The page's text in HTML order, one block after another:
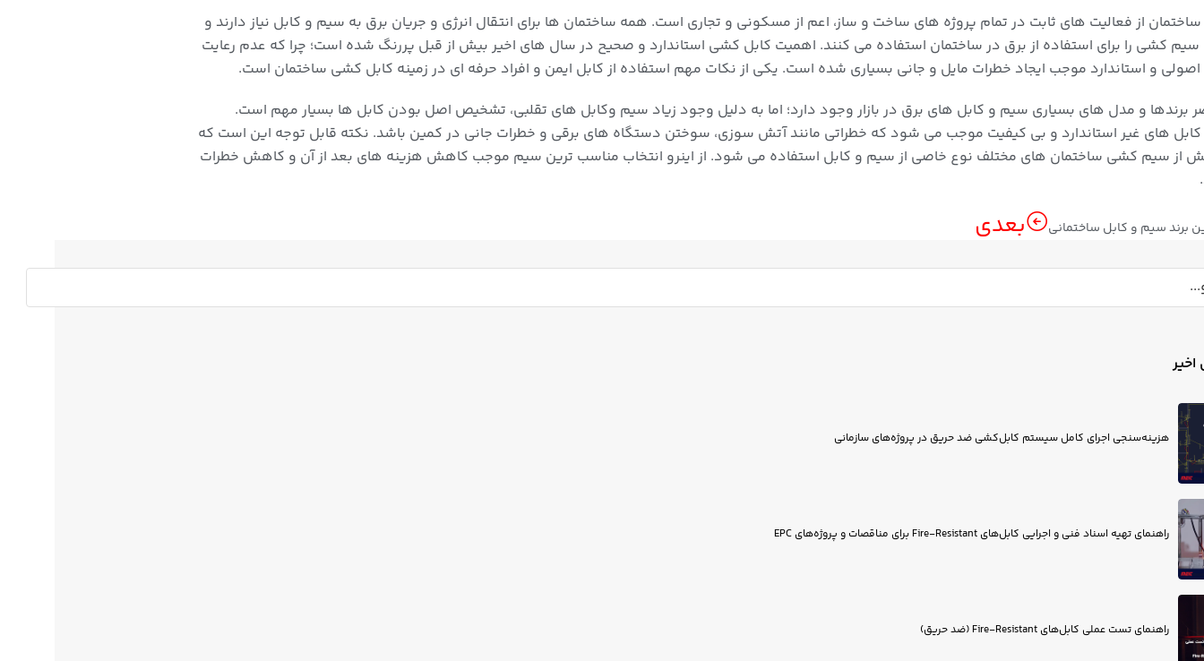
از فعالیت های ثابت در تمام پروژه های ساخت و ساز، اعم از مسکونی و تجاری است. همه ساختمان ها برای انتقال انرژی و جریان برق به سیم و کابل نیاز دارند و
سیم کشی را برای استفاده از برق در ساختمان استفاده می کنند. اهمیت کابل کشی استاندارد و صحیح در سال های اخیر بیش از قبل پررنگ شده است؛ چرا که عدم رعایت
و استاندارد موجب ایجاد خطرات مایل و جانی بسیاری شده است. یکی از نکات مهم استفاده از کابل ایمن و افراد حرفه ای در زمینه کابل کشی ساختمان است.
برندها و مدل های بسیاری سیم و کابل های برق در بازار وجود دارد؛ اما به دلیل وجود زیاد سیم وکابل های تقلبی، تشخیص اصل بودن کابل ها بسیار مهم است.
کابل های غیر استاندارد و بی کیفیت موجب می شود که خطراتی مانند آتش سوزی، سوختن دستگاه های برقی و خطرات جانی در کمین باشد. نکته قابل توجه این است که
از سیم کشی ساختمان های مختلف نوع خاصی از سیم و کابل استفاده می شود. از اینرو انتخاب مناسب ترین سیم موجب کاهش هزینه های بعد از آن و کاهش خطرات
برند سیم و کابل ساختمانی بعدی
هزینه‌سنجی اجرای کامل سیستم کابل‌کشی ضد حریق در پروژه‌های سازمانی
راهنمای تهیه اسناد فنی و اجرایی کابل‌های Fire-Resistant برای مناقصات و پروژه‌های EPC
راهنمای تست عملی کابل‌های Fire-Resistant (ضد حریق)